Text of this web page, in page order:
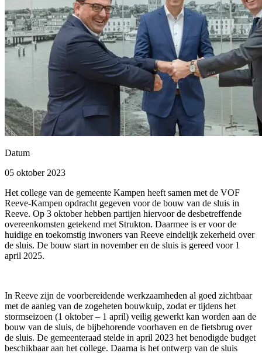
Datum
05 oktober 2023
Het college van de gemeente Kampen heeft samen met de VOF
Reeve-Kampen opdracht gegeven voor de bouw van de sluis in
Reeve. Op 3 oktober hebben partijen hiervoor de desbetreffende
overeenkomsten getekend met Strukton. Daarmee is er voor de
huidige en toekomstig inwoners van Reeve eindelijk zekerheid over
de sluis. De bouw start in november en de sluis is gereed voor 1
april 2025.
In Reeve zijn de voorbereidende werkzaamheden al goed zichtbaar
met de aanleg van de zogeheten bouwkuip, zodat er tijdens het
stormseizoen (1 oktober – 1 april) veilig gewerkt kan worden aan de
bouw van de sluis, de bijbehorende voorhaven en de fietsbrug over
de sluis. De gemeenteraad stelde in april 2023 het benodigde budget
beschikbaar aan het college. Daarna is het ontwerp van de sluis